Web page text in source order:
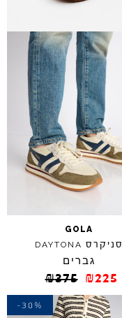
GOLA
סניקרס DAYTONA
גברים
₪375 ₪225
-30%